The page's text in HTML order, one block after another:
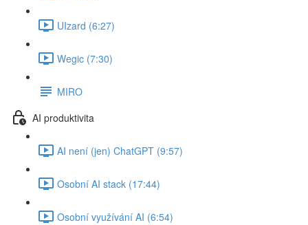
UIzard (6:27)
Wegic (7:30)
MIRO
AI produktivita
AI není (jen) ChatGPT (9:57)
Osobní AI stack (17:44)
Osobní využívání AI (6:54)